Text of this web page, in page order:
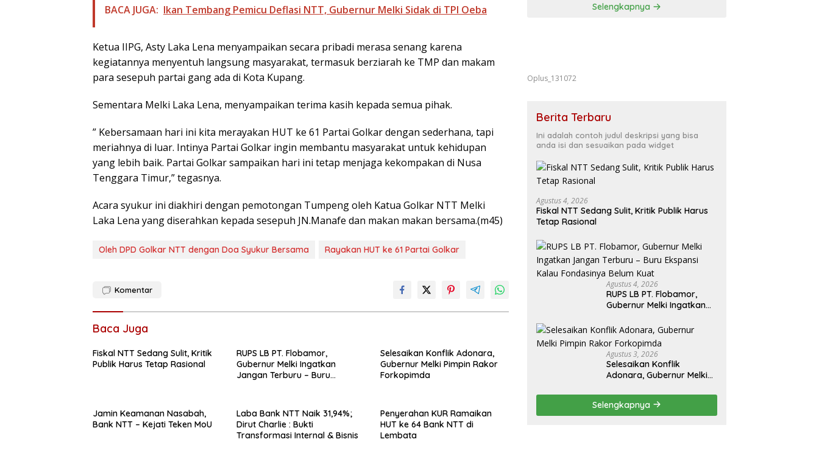
BACA JUGA: Ikan Tembang Pemicu Deflasi NTT, Gubernur Melki Sidak di TPI Oeba
Ketua IIPG, Asty Laka Lena menyampaikan secara pribadi merasa senang karena
kegiatannya menyentuh langsung masyarakat, termasuk berziarah ke TMP dan makam
para sesepuh partai gang ada di Kota Kupang.
Sementara Melki Laka Lena, menyampaikan terima kasih kepada semua pihak.
” Kebersamaan hari ini kita merayakan HUT ke 61 Partai Golkar dengan sederhana, tapi
meriahnya di luar. Intinya Partai Golkar ingin membantu masyarakat untuk kehidupan
yang lebih baik. Partai Golkar sampaikan hari ini tetap menjaga kekompakan di Nusa
Tenggara Timur,” tegasnya.
Acara syukur ini diakhiri dengan pemotongan Tumpeng oleh Katua Golkar NTT Melki
Laka Lena yang diserahkan kepada sesepuh JN.Manafe dan makan makan bersama.(m45)
Oleh DPD Golkar NTT dengan Doa Syukur Bersama Rayakan HUT ke 61 Partai Golkar
Komentar
Baca Juga
Fiskal NTT Sedang Sulit, Kritik
Publik Harus Tetap Rasional
RUPS LB PT. Flobamor,
Gubernur Melki Ingatkan
Jangan Terburu – Buru
Selesaikan Konflik Adonara,
Gubernur Melki Pimpin Rakor
Forkopimda
Jamin Keamanan Nasabah,
Bank NTT – Kejati Teken MoU
Laba Bank NTT Naik 31,94%;
Dirut Charlie : Bukti
Transformasi Internal & Bisnis
Penyerahan KUR Ramaikan
HUT ke 64 Bank NTT di
Lembata
Selengkapnya
Oplus_131072
Berita Terbaru
Ini adalah contoh judul deskripsi yang bisa
anda isi dan sesuaikan pada widget
Agustus 4, 2026
Fiskal NTT Sedang Sulit, Kritik Publik Harus
Tetap Rasional
Agustus 4, 2026
RUPS LB PT. Flobamor,
Gubernur Melki Ingatkan
Ekspansi Kalau
Fondasinya Belum Kuat
Agustus 3, 2026
Selesaikan Konflik
Adonara, Gubernur Melki
Selengkapnya